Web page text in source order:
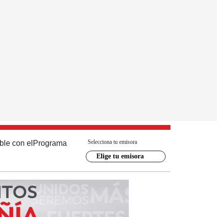
con el Programa Selecciona tu emisora
Elige tu emisora